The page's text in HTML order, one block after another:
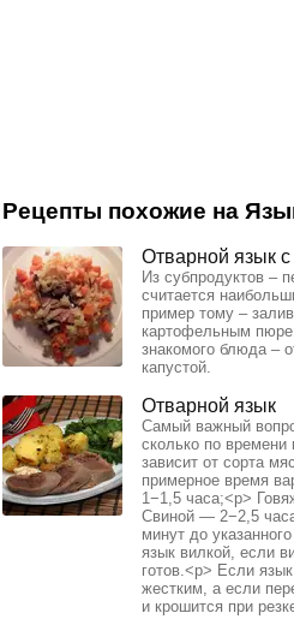
Рецепты похожие на
Отварной язык
Из субпродуктов –
считается
пример тому –
картофельным
знакомого блюда –
капустой.
Отварной язык
Самый важный
сколько по времени
зависит от сорта
примерное время
1−1,5 часа;<p>
Свиной — 2−2,5
минут до
язык вилкой, если
готов.<p> Если
жестким, а если
и крошится при